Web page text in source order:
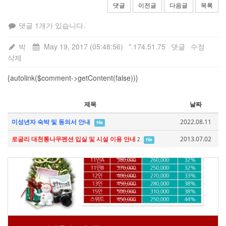
댓글 이전글 다음글 목록
댓글 1개가 있습니다.
박 May 19, 2017 (05:48:56) *.174.51.75 댓글
수정
삭제
{autolink($comment->getContent(false))}
제목 날짜
미성년자 숙박 및 동의서 안내 File
2022.08.11
로글리 대천통나무펜션 입실 및 시설 이용 안내 2 File 2013.07.02